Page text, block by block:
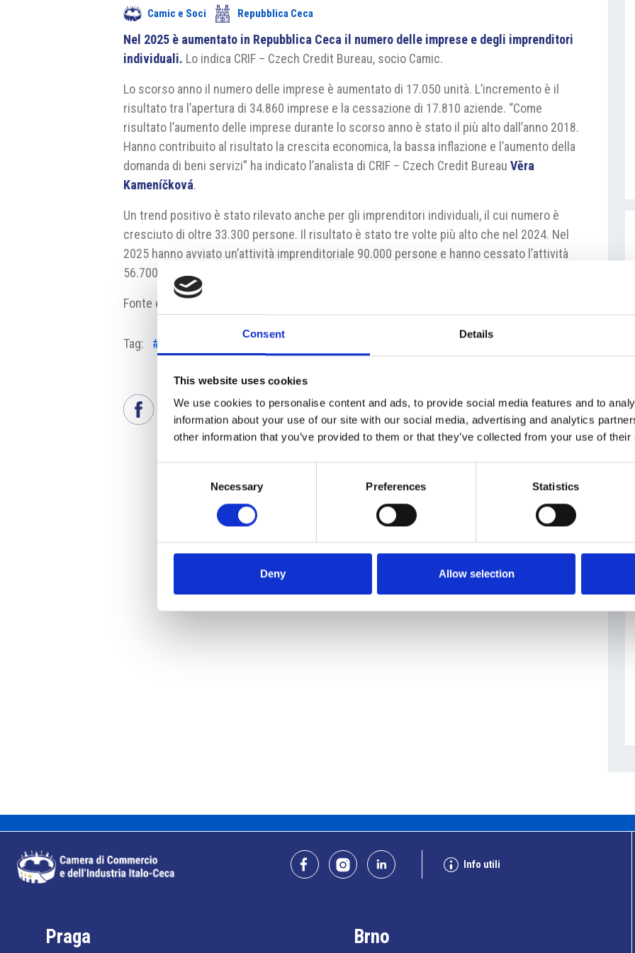
Consent Details
This website uses cookies
We use cookies to personalise content and ads, to provide social media features and to
information about your use of our site with our social media, advertising and analytics
other information that you’ve provided to them or that they’ve collected from your use of
Necessary Preferences Statistics
Deny Allow selection
Camic e Soci Repubblica Ceca
Nel 2025 è aumentato in Repubblica Ceca il numero delle imprese e degli imprenditori
individuali. Lo indica CRIF – Czech Credit Bureau, socio Camic.
Lo scorso anno il numero delle imprese è aumentato di 17.050 unità. L’incremento è il
risultato tra l’apertura di 34.860 imprese e la cessazione di 17.810 aziende. “Come
risultato l’aumento delle imprese durante lo scorso anno è stato il più alto dall’anno 2018.
Hanno contribuito al risultato la crescita economica, la bassa inflazione e l’aumento della
domanda di beni servizi” ha indicato l’analista di CRIF – Czech Credit BureauVěra
Kameníčková.
Un trend positivo è stato rilevato anche per gli imprenditori individuali, il cui numero è
cresciuto di oltre 33.300 persone. Il risultato è stato tre volte più alto che nel 2024. Nel
2025 hanno avviato un’attività imprenditoriale 90.000 persone e hanno cessato l’attività
56.700 persone.
Fonte e fonte fotografia:
Tag: #attività imprenditoriale
Info utili
Praga Brno